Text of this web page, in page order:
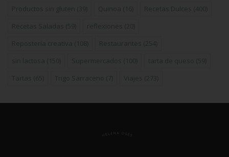
Productos sin gluten (39) Quinoa (16) Recetas Dulces (400)
Recetas Saladas (59) reflexiones (20)
Repostería creativa (108) Restaurantes (254)
sin lactosa (150) Supermercados (100) tarta de queso (59)
Tartas (65) Trigo Sarraceno (7) Viajes (273)